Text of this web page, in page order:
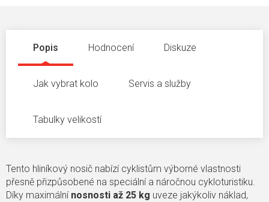
Popis Hodnocení Diskuze
Jak vybrat kolo Servis a služby
Tabulky velikostí
Tento hliníkový nosič nabízí cyklistům výborné vlastnosti
přesně přizpůsobené na speciální a náročnou cykloturistiku.
Díky maximální nosnosti až 25 kg uveze jakýkoliv náklad,